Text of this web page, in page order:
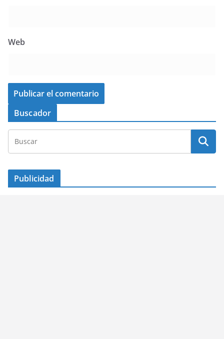
Web
Buscador
Publicidad